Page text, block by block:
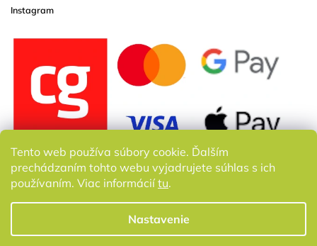
Tento web používa súbory cookie. Ďalším
prechádzaním tohto webu vyjadrujete súhlas s ich
používaním. Viac informáciítu.
Nastavenie
Instagram
Copyright 2026Bornature.sk. Všetky práva vyhradené.